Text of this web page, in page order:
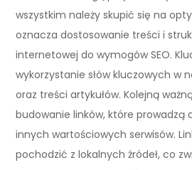
wszystkim należy skupić się na
oznacza dostosowanie treści i
internetowej do wymogów SEO.
wykorzystanie słów kluczowych w
oraz treści artykułów. Kolejną
budowanie linków, które prowadzą
innych wartościowych serwisów.
pochodzić z lokalnych źródeł, co